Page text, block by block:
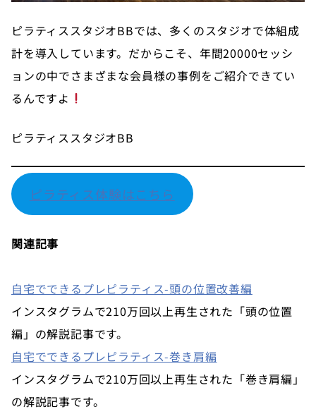
ピラティススタジオBBでは、多くのスタジオで体組成
計を導入しています。だからこそ、年間20000セッシ
ョンの中でさまざまな会員様の事例をご紹介できてい
るんですよ
ピラティススタジオBB
ピラティス体験はこちら
関連記事
自宅でできるプレピラティス-頭の位置改善編
インスタグラムで210万回以上再生された「頭の位置
編」の解説記事です。
自宅でできるプレピラティス-巻き肩編
インスタグラムで210万回以上再生された「巻き肩編」
の解説記事です。